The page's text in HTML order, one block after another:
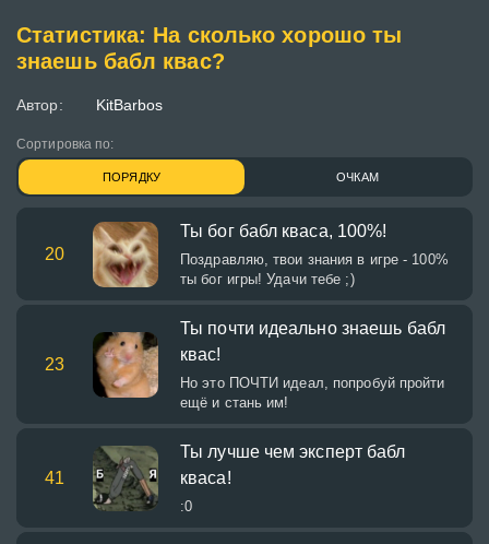
Статистика: На сколько хорошо ты
знаешь бабл квас?
Автор: KitBarbos
Сортировка по:
ПОРЯДКУ ОЧКАМ
20
Ты бог бабл кваса, 100%!
Поздравляю, твои знания в игре - 100%
ты бог игры! Удачи тебе ;)
23
Ты почти идеально знаешь бабл
квас!
Но это ПОЧТИ идеал, попробуй пройти
ещё и стань им!
41
Ты лучше чем эксперт бабл
кваса!
:0